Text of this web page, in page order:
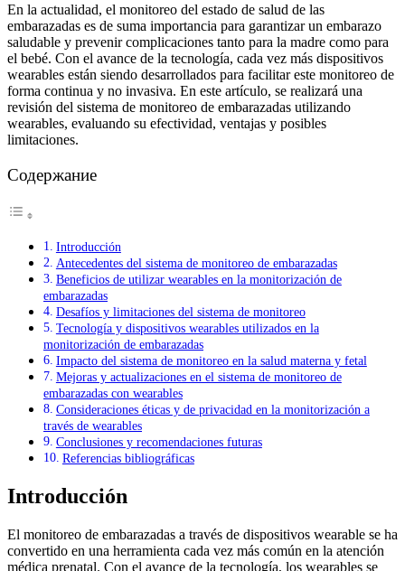
En la actualidad, el monitoreo del estado de salud de las
embarazadas es de suma importancia para garantizar un embarazo
saludable y prevenir complicaciones tanto para la madre como para
el bebé. Con el avance de la tecnología, cada vez más dispositivos
wearables están siendo desarrollados para facilitar este monitoreo de
forma continua y no invasiva. En este artículo, se realizará una
revisión del sistema de monitoreo de embarazadas utilizando
wearables, evaluando su efectividad, ventajas y posibles
limitaciones.
Содержание
Introducción
Antecedentes del sistema de monitoreo de embarazadas
Beneficios de utilizar wearables en la monitorización de
embarazadas
Desafíos y limitaciones del sistema de monitoreo
Tecnología y dispositivos wearables utilizados en la
monitorización de embarazadas
Impacto del sistema de monitoreo en la salud materna y fetal
Mejoras y actualizaciones en el sistema de monitoreo de
embarazadas con wearables
Consideraciones éticas y de privacidad en la monitorización a
través de wearables
Conclusiones y recomendaciones futuras
Referencias bibliográficas
Introducción
El monitoreo de embarazadas a través de dispositivos wearable se ha
convertido en una herramienta cada vez más común en la atención
médica prenatal. Con el avance de la tecnología, los wearables se